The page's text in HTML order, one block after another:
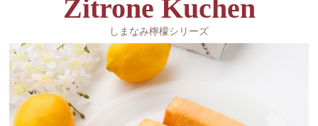
Zitrone Kuchen
しまなみ檸檬シリーズ